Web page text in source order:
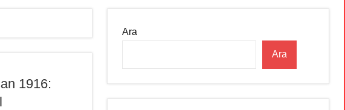
1916:
Ara
Ara